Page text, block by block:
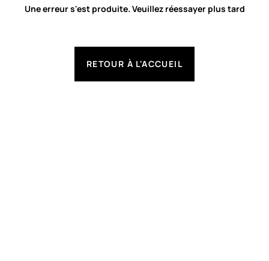
Une erreur s'est produite. Veuillez réessayer plus tard
RETOUR À L'ACCUEIL